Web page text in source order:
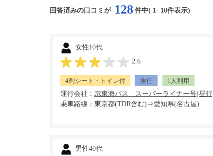
回答済みの口コミが 128 件中( 1- 10件表示)
女性10代
2.6
4列シート・トイレ付 旅行
1人利用
運行会社：
乗車路線：東京都(TDR含む)⇒愛知県(名古屋)
男性40代